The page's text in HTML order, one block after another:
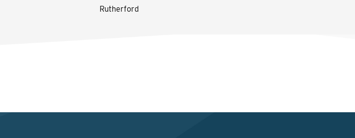
Rutherford